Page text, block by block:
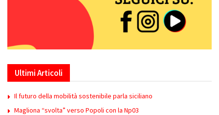
Ultimi Articoli
Il futuro della mobilità sostenibile parla siciliano
Magliona “svolta” verso Popoli con la Np03